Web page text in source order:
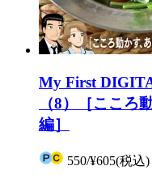
My First
（8）［こころ
編］
550/¥605(税込)